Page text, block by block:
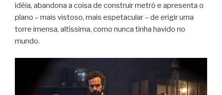
idéia, abandona a coisa de construir metrô e apresenta o
plano – mais vistoso, mais espetacular – de erigir uma
torre imensa, altíssima, como nunca tinha havido no
mundo.